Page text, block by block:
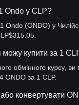
Ondo у CLP?
Ondo (ONDO) у
можу купити за 1
обмінного курсу,
ONDO за 1 CLP.
конвертувати